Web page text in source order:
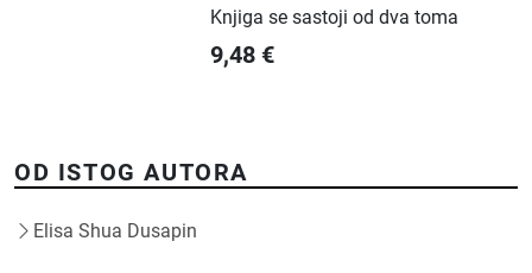
Knjiga se sastoji od dva toma
9,48 €
OD ISTOG AUTORA
Elisa Shua Dusapin